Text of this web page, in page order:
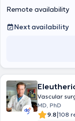
Remote availability
Next availability
Vascular
MD, PhD
9.8|108